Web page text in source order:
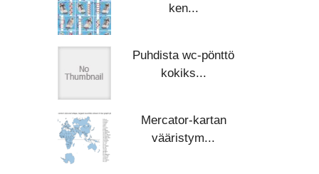
ken...
Puhdista wc-pönttö
kokiks...
Mercator-kartan
vääristym...